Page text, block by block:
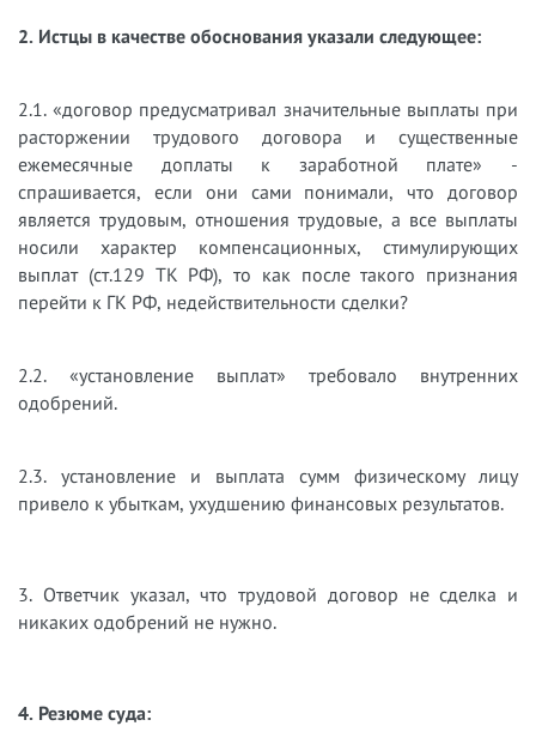
2. Истцы в качестве обоснования указали следующее:
2.1. «договор предусматривал значительные выплаты при
расторжении трудового договора и существенные
ежемесячные доплаты к заработной плате» -
спрашивается, если они сами понимали, что договор
является трудовым, отношения трудовые, а все выплаты
носили характер компенсационных, стимулирующих
выплат (ст.129 ТК РФ), то как после такого признания
перейти к ГК РФ, недействительности сделки?
2.2. «установление выплат» требовало внутренних
одобрений.
2.3. установление и выплата сумм физическому лицу
привело к убыткам, ухудшению финансовых результатов.
3. Ответчик указал, что трудовой договор не сделка и
никаких одобрений не нужно.
4. Резюме суда: